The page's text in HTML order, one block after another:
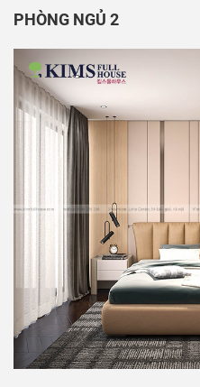
PHÒNG NGỦ 2